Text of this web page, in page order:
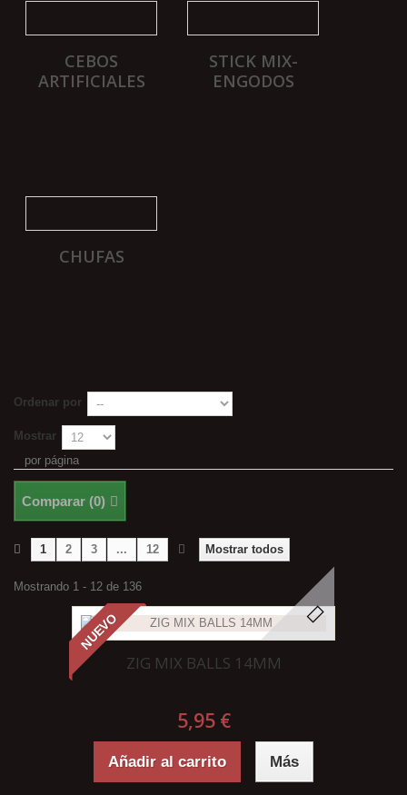
CEBOS
ARTIFICIALES
STICK MIX-
ENGODOS
CHUFAS
Ordenar por
Mostrar
por página
Comparar (0)
Mostrar todos
1 2 3 ... 12
Mostrando 1 - 12 de 136
NUEVO
ZIG MIX BALLS 14MM
5,95 €
Añadir al carrito Más